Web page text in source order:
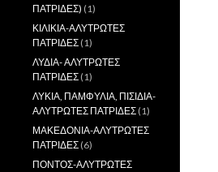
ΠΑΤΡΙΔΕΣ) (1)
ΚΙΛΙΚΙΑ-ΑΛΥΤΡΩΤΕΣ
ΠΑΤΡΙΔΕΣ (1)
ΛΥΔΙΑ- ΑΛΥΤΡΩΤΕΣ
ΠΑΤΡΙΔΕΣ (1)
ΛΥΚΙΑ, ΠΑΜΦΥΛΙΑ, ΠΙΣΙΔΙΑ-
ΑΛΥΤΡΩΤΕΣ ΠΑΤΡΙΔΕΣ (1)
ΜΑΚΕΔΟΝΙΑ-ΑΛΥΤΡΩΤΕΣ
ΠΑΤΡΙΔΕΣ (6)
ΠΟΝΤΟΣ-ΑΛΥΤΡΩΤΕΣ